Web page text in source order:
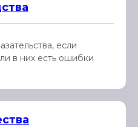
если
в них есть ошибки